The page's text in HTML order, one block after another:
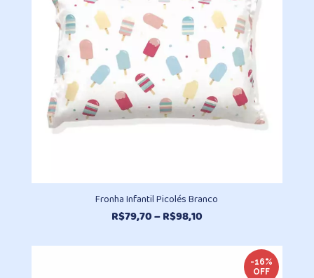
Fronha Infantil Picolés Branco
R$79,70–R$98,10Faixa
preço:
-16%
OFF